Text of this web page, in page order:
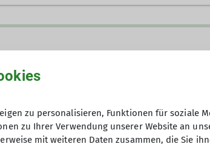
zu personalisieren, Funktionen für soziale
zu Ihrer Verwendung unserer Website an
mit weiteren Daten zusammen, die Sie